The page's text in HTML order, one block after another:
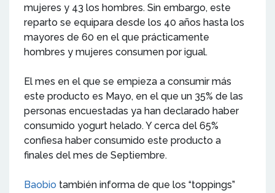
mujeres y 43 los hombres. Sin embargo, este
reparto se equipara desde los 40 años hasta los
mayores de 60 en el que prácticamente
hombres y mujeres consumen por igual.
El mes en el que se empieza a consumir más
este producto es Mayo, en el que un 35% de las
personas encuestadas ya han declarado haber
consumido yogurt helado. Y cerca del 65%
confiesa haber consumido este producto a
finales del mes de Septiembre.
Baobio también informa de que los “toppings”